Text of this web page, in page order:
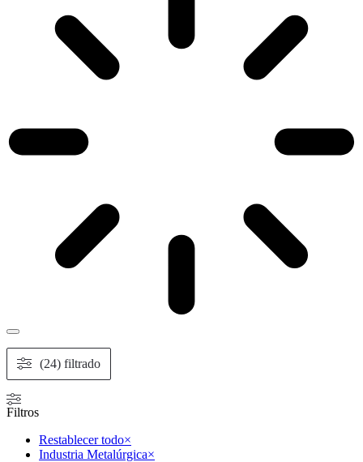
(24) filtrado
Filtros
Restablecer todo×
Industria Metalúrgica×